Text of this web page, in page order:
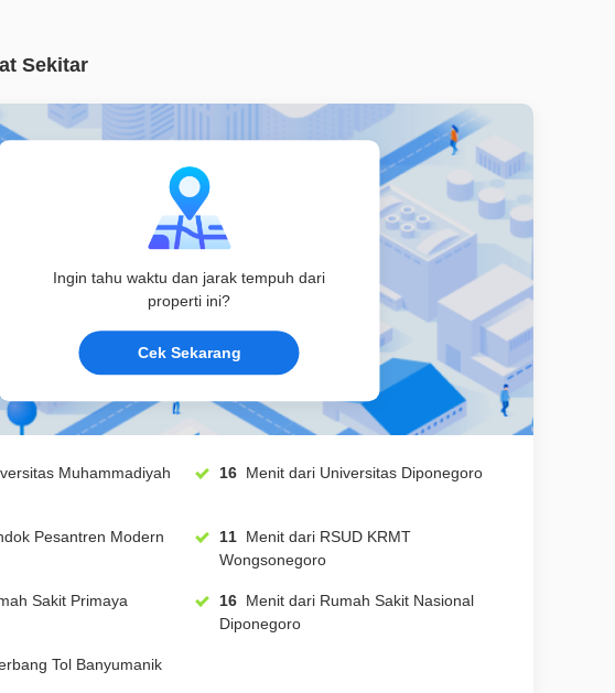
Sekitar
Ingin tahu waktu dan jarak tempuh dari
properti ini?
Cek Sekarang
16 Menit dari Universitas Diponegoro
11 Menit dari RSUD KRMT
Wongsonegoro
16 Menit dari Rumah Sakit Nasional
Diponegoro
dari Gerbang Tol Banyumanik